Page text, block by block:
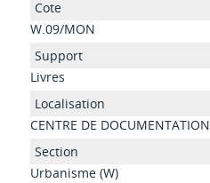
W.09/MON
Livres
CENTRE DE DOCUMENTATION
Urbanisme (W)